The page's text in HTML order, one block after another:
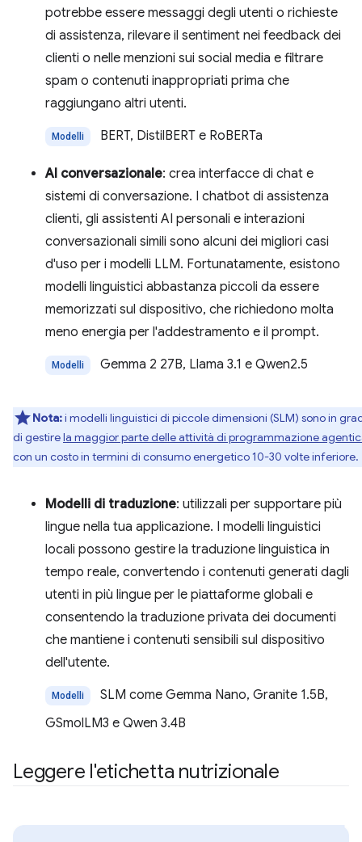
potrebbe essere messaggi degli utenti o richieste
di assistenza, rilevare il sentiment nei feedback dei
clienti o nelle menzioni sui social media e filtrare
spam o contenuti inappropriati prima che
raggiungano altri utenti.
Modelli BERT, DistilBERT e RoBERTa
AI conversazionale: crea interfacce di chat e
sistemi di conversazione. I chatbot di assistenza
clienti, gli assistenti AI personali e interazioni
conversazionali simili sono alcuni dei migliori casi
d'uso per i modelli LLM. Fortunatamente, esistono
modelli linguistici abbastanza piccoli da essere
memorizzati sul dispositivo, che richiedono molta
meno energia per l'addestramento e il prompt.
Modelli Gemma 2 27B, Llama 3.1 e Qwen2.5
Nota:i modelli linguistici di piccole dimensioni (SLM) sono in
di gestirela maggior parte delle attività di programmazione
con un costo in termini di consumo energetico 10-30 volte inferiore.
Modelli di traduzione: utilizzali per supportare più
lingue nella tua applicazione. I modelli linguistici
locali possono gestire la traduzione linguistica in
tempo reale, convertendo i contenuti generati dagli
utenti in più lingue per le piattaforme globali e
consentendo la traduzione privata dei documenti
che mantiene i contenuti sensibili sul dispositivo
dell'utente.
Modelli
SLM come Gemma Nano, Granite 1.5B,
GSmolLM3 e Qwen 3.4B
Leggere l'etichetta nutrizionale